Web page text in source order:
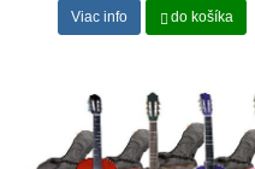
Viac info do košíka